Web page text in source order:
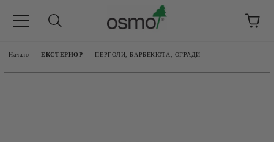
Начало ЕКСТЕРИОР ПЕРГОЛИ, БАРБЕКЮТА, ОГРАДИ